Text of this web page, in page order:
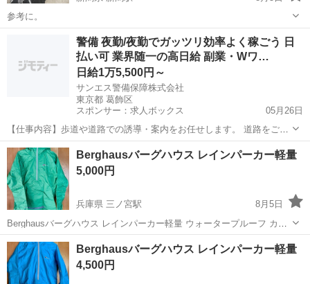
参考に。
新潟市 新潟駅 スポーツウェア
警備 夜勤/夜勤でガッツリ効率よく稼ごう 日
払い可 業界随一の高日給 副業・Wワ…
日給1万5,500円～
サンエス警備保障株式会社
東京都 葛飾区
スポンサー：求人ボックス
05月26日
【仕事内容】歩道や道路での誘導・案内をお任せします。 道路をご利
用される車両や歩行者の方が安全に安心して通行するために適切に誘
導してください。 勤務地へは直行直帰OKです! <未経験でも安心!!> 丁
寧な研修20hで基本的な知識を...
アルバイト・パート
Berghausバーグハウス レインパーカー軽量
5,000円
兵庫県 三ノ宮駅
8月5日
Berghausバーグハウス レインパーカー軽量 ウォータープルーフ カラ
ー グリーン (グリンピースのようなグリーン) サイズ 脇下52cm ウエ
スト辺り46cm 裾幅50cm 着丈57cm位 左袖にポケット1 フ...
兵庫 神戸市 スポーツウェア Berghaus
Berghausバーグハウス レインパーカー軽量
4,500円